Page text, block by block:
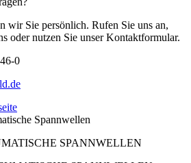
wir Sie persönlich. Rufen Sie uns an,
oder nutzen Sie unser Kontaktformular.
0
Spannwellen
SPANNWELLEN